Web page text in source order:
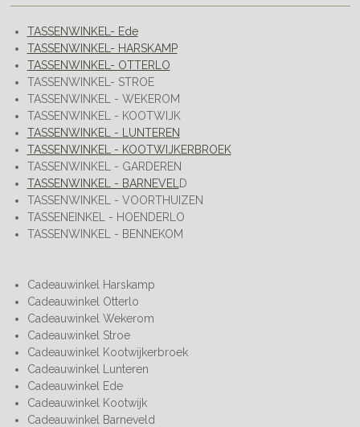
TASSENWINKEL- Ede
TASSENWINKEL- HARSKAMP
TASSENWINKEL- OTTERLO
TASSENWINKEL- STROE
TASSENWINKEL - WEKEROM
TASSENWINKEL - KOOTWIJK
TASSENWINKEL - LUNTEREN
TASSENWINKEL - KOOTWIJKERBROEK
TASSENWINKEL - GARDEREN
TASSENWINKEL - BARNEVELD
TASSENWINKEL - VOORTHUIZEN
TASSENEINKEL - HOENDERLO
TASSENWINKEL - BENNEKOM
Cadeauwinkel Harskamp
Cadeauwinkel Otterlo
Cadeauwinkel Wekerom
Cadeauwinkel Stroe
Cadeauwinkel Kootwijkerbroek
Cadeauwinkel Lunteren
Cadeauwinkel Ede
Cadeauwinkel Kootwijk
Cadeauwinkel Barneveld